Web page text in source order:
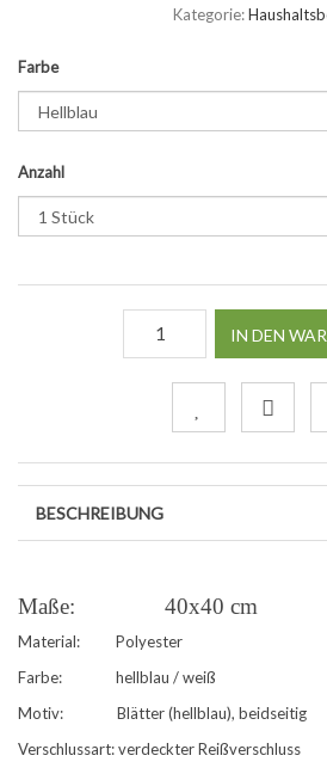
Kategorie:
Farbe
Anzahl
IN DEN
BESCHREIBUNG
Maße: 40x40 cm
Material: Polyester
Farbe: hellblau / weiß
Motiv: Blätter (hellblau), beidseitig
Verschlussart: verdeckter Reißverschluss